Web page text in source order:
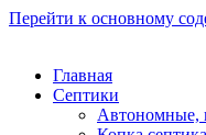
Перейти к основному
Главная
Септики
Автономные,